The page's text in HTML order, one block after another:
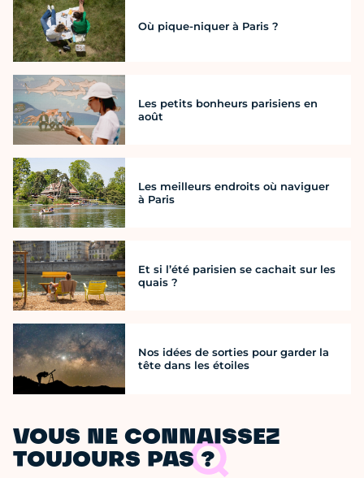
Où pique-niquer à Paris ?
Les petits bonheurs parisiens en
août
Les meilleurs endroits où naviguer
à Paris
Et si l’été parisien se cachait sur les
quais ?
Nos idées de sorties pour garder la
tête dans les étoiles
VOUS NE CONNAISSEZ
TOUJOURS PAS ?